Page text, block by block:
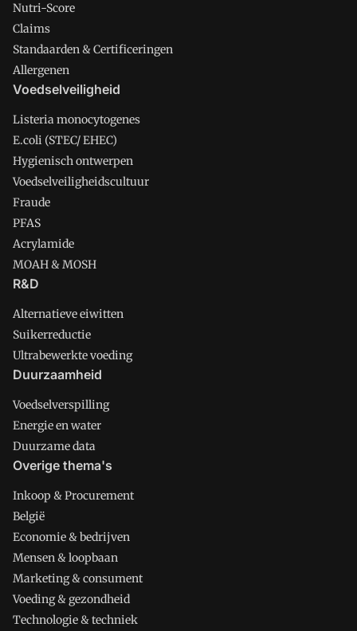
Nutri-Score
Claims
Standaarden & Certificeringen
Allergenen
Voedselveiligheid
Listeria monocytogenes
E.coli (STEC/ EHEC)
Hygienisch ontwerpen
Voedselveiligheidscultuur
Fraude
PFAS
Acrylamide
MOAH & MOSH
R&D
Alternatieve eiwitten
Suikerreductie
Ultrabewerkte voeding
Duurzaamheid
Voedselverspilling
Energie en water
Duurzame data
Overige thema's
Inkoop & Procurement
België
Economie & bedrijven
Mensen & loopbaan
Marketing & consument
Voeding & gezondheid
Technologie & techniek